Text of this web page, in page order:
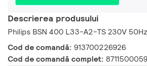
Descrierea produsului
Philips BSN 400 L33-A2-TS 230V
Cod de comandă: 913700226926
Cod de comandă complet: